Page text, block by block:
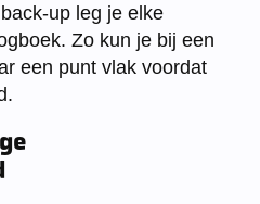
up leg je elke
Zo kun je bij een
een punt vlak voordat